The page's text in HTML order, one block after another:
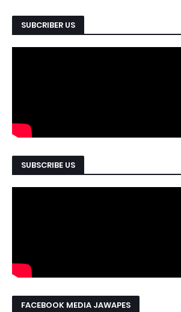
SUBCRIBER US
SUBSCRIBE US
FACEBOOK MEDIA JAWAPES